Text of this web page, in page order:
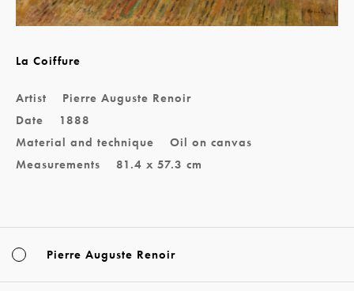
La Coiffure
Artist
Pierre Auguste Renoir
Date
1888
Material and technique
Oil on canvas
Measurements
81.4 x 57.3 cm
Pierre Auguste Renoir